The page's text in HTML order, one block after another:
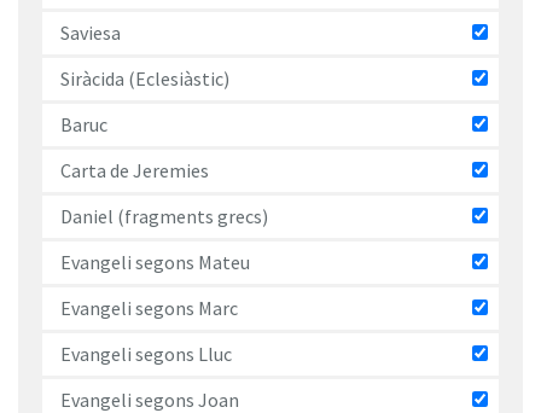
Saviesa
Siràcida (Eclesiàstic)
Baruc
Carta de Jeremies
Daniel (fragments grecs)
Evangeli segons Mateu
Evangeli segons Marc
Evangeli segons Lluc
Evangeli segons Joan